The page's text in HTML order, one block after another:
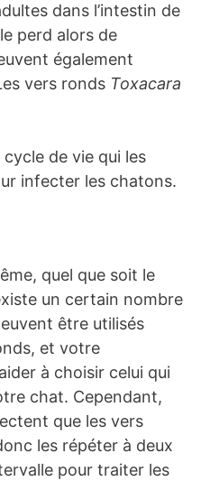
dans l’intestin de
perd alors de
également
vers ronds Toxacara
de vie qui les
infecter les chatons.
quel que soit le
un certain nombre
être utilisés
et votre
à choisir celui qui
chat. Cependant,
que les vers
les répéter à deux
pour traiter les